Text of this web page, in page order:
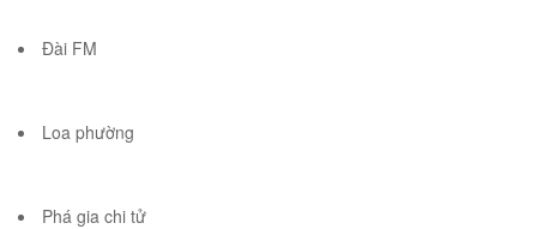
Đài FM
Loa phường
Phá gia chi tử